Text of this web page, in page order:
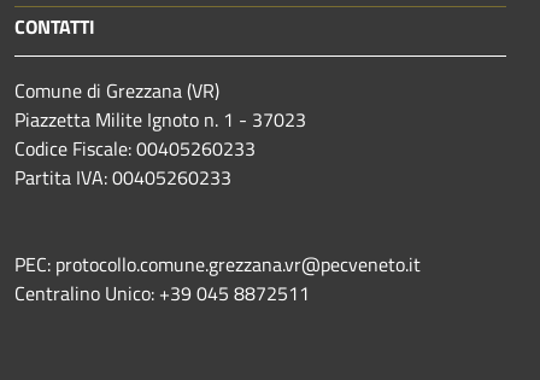
CONTATTI
Comune di Grezzana (VR)
Piazzetta Milite Ignoto n. 1 - 37023
Codice Fiscale: 00405260233
Partita IVA: 00405260233
PEC: protocollo.comune.grezzana.vr@pecveneto.it
Centralino Unico: +39 045 8872511